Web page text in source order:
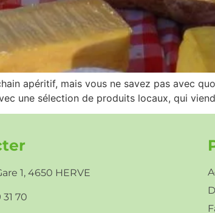
apéritif, mais vous ne savez pas avec
une sélection de produits locaux, qui
1, 4650 HERVE
31 70